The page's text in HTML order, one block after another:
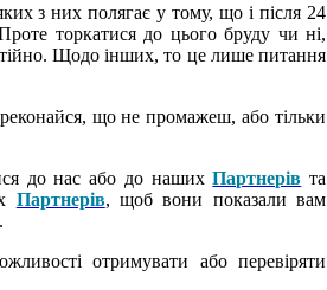
з них полягає у тому, що і після 24
торкатися до цього бруду чи ні,
Щодо інших, то це лише питання
що не промажеш, або тільки
до нас або до наших Партнерів та
Партнерів, щоб вони показали вам
отримувати або перевіряти